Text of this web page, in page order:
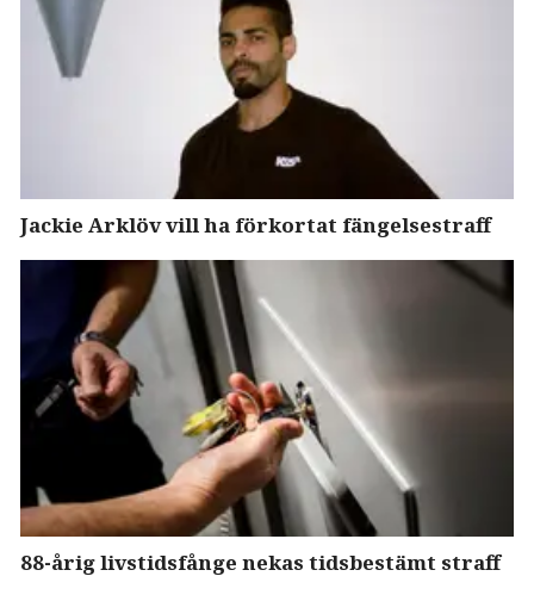
Jackie Arklöv vill ha förkortat fängelsestraff
88-årig livstidsfånge nekas tidsbestämt straff